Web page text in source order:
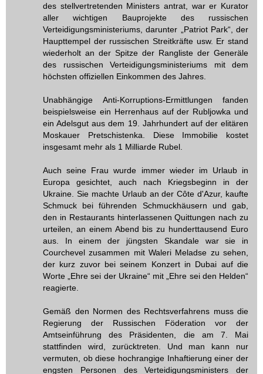
des stellvertretenden Ministers antrat, war er Kurator
aller wichtigen Bauprojekte des russischen
Verteidigungsministeriums, darunter „Patriot Park“, der
Haupttempel der russischen Streitkräfte usw. Er stand
wiederholt an der Spitze der Rangliste der Generäle
des russischen Verteidigungsministeriums mit dem
höchsten offiziellen Einkommen des Jahres.
Unabhängige Anti-Korruptions-Ermittlungen fanden
beispielsweise ein Herrenhaus auf der Rubljowka und
ein Adelsgut aus dem 19. Jahrhundert auf der elitären
Moskauer Pretschistenka. Diese Immobilie kostet
insgesamt mehr als 1 Milliarde Rubel.
Auch seine Frau wurde immer wieder im Urlaub in
Europa gesichtet, auch nach Kriegsbeginn in der
Ukraine. Sie machte Urlaub an der Côte d'Azur, kaufte
Schmuck bei führenden Schmuckhäusern und gab,
den in Restaurants hinterlassenen Quittungen nach zu
urteilen, an einem Abend bis zu hunderttausend Euro
aus. In einem der jüngsten Skandale war sie in
Courchevel zusammen mit Waleri Meladse zu sehen,
der kurz zuvor bei seinem Konzert in Dubai auf die
Worte „Ehre sei der Ukraine“ mit „Ehre sei den Helden“
reagierte.
Gemäß den Normen des Rechtsverfahrens muss die
Regierung der Russischen Föderation vor der
Amtseinführung des Präsidenten, die am 7. Mai
stattfinden wird, zurücktreten. Und man kann nur
vermuten, ob diese hochrangige Inhaftierung einer der
engsten Personen des Verteidigungsministers der